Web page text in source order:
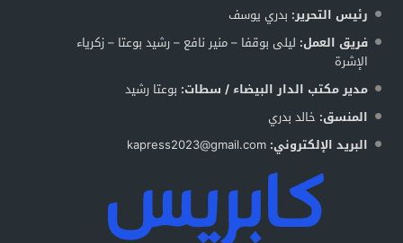
رئيس التحرير: بدري يوسف
فريق العمل: ليلى بوقفا – منير نافع – رشيد بوعتا – زكرياء
الإشرة
مدير مكتب الدار البيضاء / سطات: بوعتا رشيد
المنسق: خالد بدري
البريد الإلكتروني: kapress2023@gmail.com